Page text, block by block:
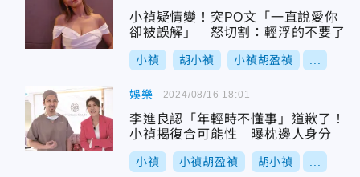
小禎疑情變！突PO文「一直說愛你
卻被誤解」 怒切割：輕浮的不要了
小禎 胡小禎 小禎胡盈禎
娛樂
李進良認「年輕時不懂事」道歉了！
小禎揭復合可能性 曝枕邊人身分
小禎 小禎胡盈禎 胡小禎
2024/08/16 18:01